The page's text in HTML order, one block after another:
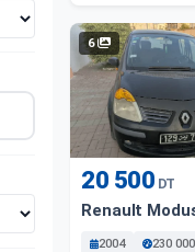
6
20 500 DT
Renault
2004
230